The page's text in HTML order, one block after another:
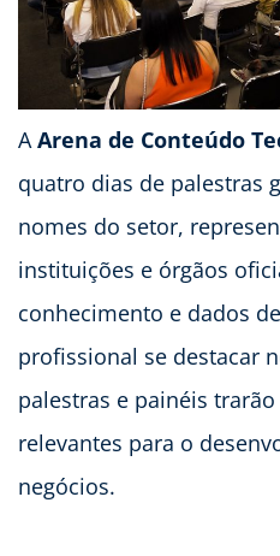
AArena de Conteúdo
quatro dias de palestras
nomes do setor,
instituições e órgãos
conhecimento e dados
profissional se destacar
palestras e painéis
relevantes para o
negócios.